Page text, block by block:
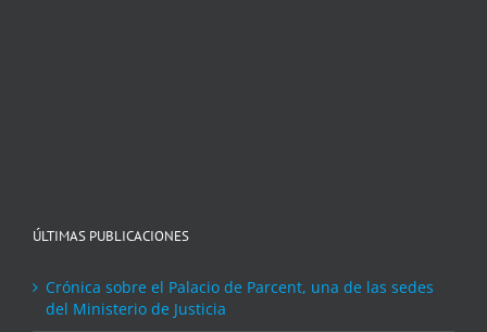
ÚLTIMAS PUBLICACIONES
Crónica sobre el Palacio de Parcent, una de las sedes
del Ministerio de Justicia